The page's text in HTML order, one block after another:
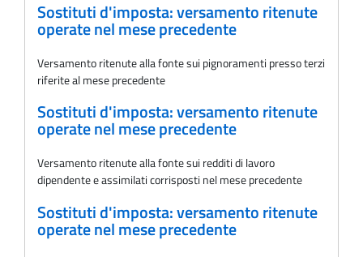
Sostituti d'imposta: versamento ritenute
operate nel mese precedente
Versamento ritenute alla fonte sui pignoramenti presso terzi
riferite al mese precedente
Sostituti d'imposta: versamento ritenute
operate nel mese precedente
Versamento ritenute alla fonte sui redditi di lavoro
dipendente e assimilati corrisposti nel mese precedente
Sostituti d'imposta: versamento ritenute
operate nel mese precedente